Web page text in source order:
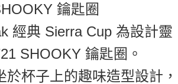
有限公司提供之「AFTEE先享後付」服務完成之交
圍內提供個人資料，並將交易相關給付款項請求債
限公司。
宜，請瀏覽以下網址：
先徵得法定代理人或監護人之同意方可使用
鑰匙圈
經典 Sierra Cup 為設計靈
SHOOKY 鑰匙圈。
於杯子上的趣味造型設計，